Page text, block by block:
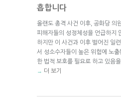
흡합니다
올랜도 총격 사건 이후, 공화당 의
피해자들의 성정체성을 언급하지
하지만 이 사건과 이후 벌어진 일
서 성소수자들이 높은 위험에 노
한 법적 보호를 필요로 하고 있음
→ 더 보기